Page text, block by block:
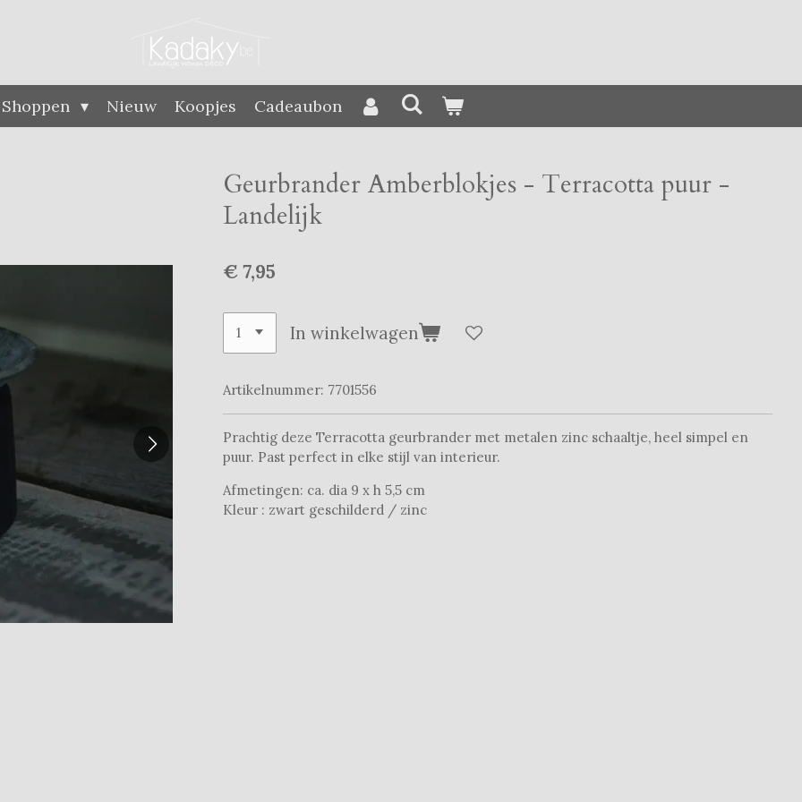
Shoppen Nieuw Koopjes Cadeaubon
Geurbrander Amberblokjes - Terracotta puur -
Landelijk
€ 7,95
In winkelwagen
Artikelnummer: 7701556
Prachtig deze Terracotta geurbrander met metalen zinc schaaltje, heel simpel en
puur. Past perfect in elke stijl van interieur.
Afmetingen: ca. dia 9 x h 5,5 cm
Kleur : zwart geschilderd / zinc